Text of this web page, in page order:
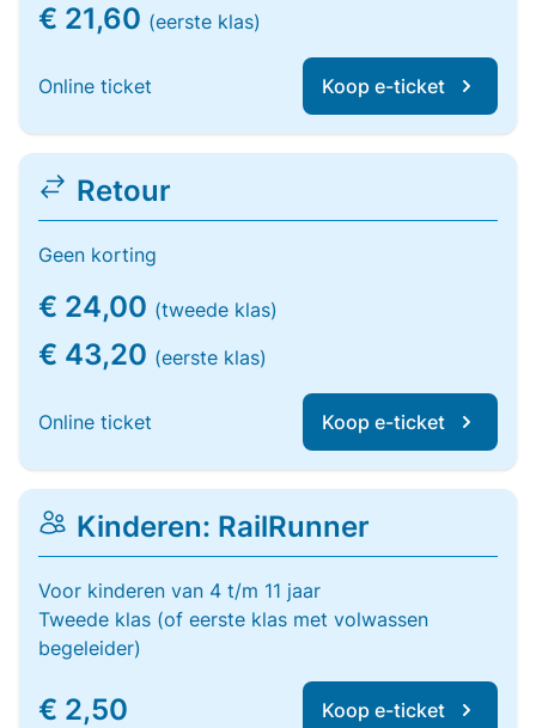
€ 21,60 (eerste klas)
Online ticket Koop e-ticket
Retour
Geen korting
€ 24,00 (tweede klas)
€ 43,20 (eerste klas)
Online ticket Koop e-ticket
Kinderen: RailRunner
Voor kinderen van 4 t/m 11 jaar
Tweede klas (of eerste klas met volwassen
begeleider)
€ 2,50 Koop e-ticket